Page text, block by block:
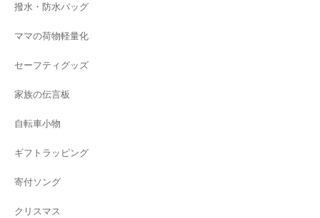
撥水・防水バッグ
ママの荷物軽量化
セーフティグッズ
家族の伝言板
自転車小物
ギフトラッピング
寄付ソング
クリスマス